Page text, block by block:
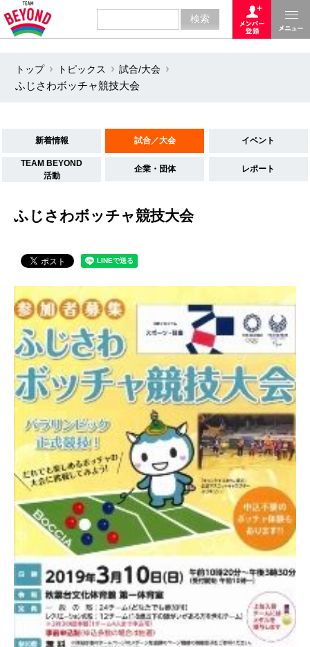
トップ トピックス
試合/大会
ふじさわボッチャ競技大会
新着情報 試合／大会 イベント
TEAM BEYOND
活動
企業・団体 レポート
ふじさわボッチャ競技大会